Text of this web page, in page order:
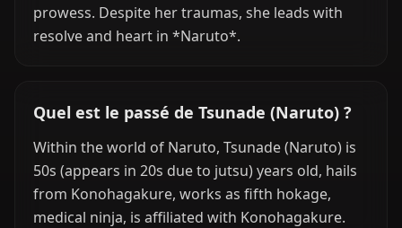
prowess. Despite her traumas, she leads with
resolve and heart in *Naruto*.
Quel est le passé de Tsunade (Naruto) ?
Within the world of Naruto, Tsunade (Naruto) is
50s (appears in 20s due to jutsu) years old, hails
from Konohagakure, works as fifth hokage,
medical ninja, is affiliated with Konohagakure.